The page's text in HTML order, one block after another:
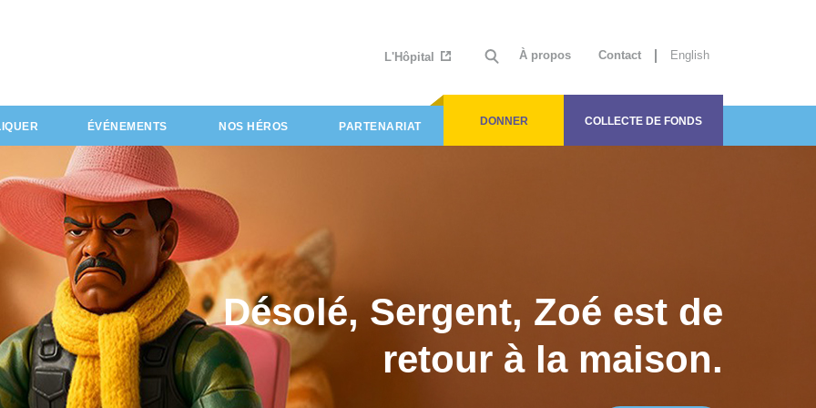
À propos Contact English
L'Hôpital
DONNER COLLECTE DE FONDS
ÉVÉNEMENTS NOS HÉROS PARTENARIAT
Désolé, Sergent, Zoé est de
retour à la maison.